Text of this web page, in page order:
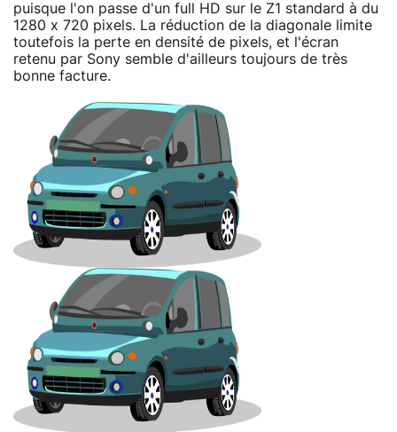
puisque l'on passe d'un full HD sur le Z1 standard à du
1280 x 720 pixels. La réduction de la diagonale limite
toutefois la perte en densité de pixels, et l'écran
retenu par Sony semble d'ailleurs toujours de très
bonne facture.